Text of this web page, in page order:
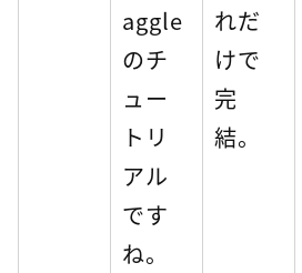
aggle
のチ
ュー
トリ
アル
です
ね。
れだ
けで
完
結。